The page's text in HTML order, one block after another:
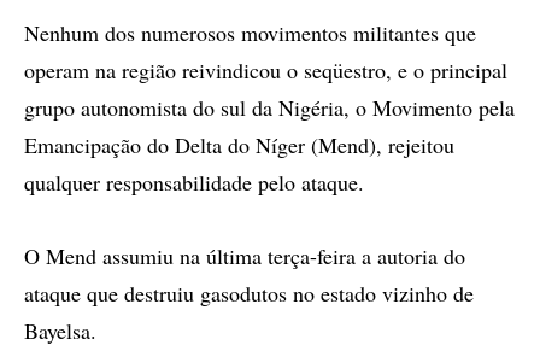
Nenhum dos numerosos movimentos militantes que
operam na região reivindicou o seqüestro, e o principal
grupo autonomista do sul da Nigéria, o Movimento pela
Emancipação do Delta do Níger (Mend), rejeitou
qualquer responsabilidade pelo ataque.
O Mend assumiu na última terça-feira a autoria do
ataque que destruiu gasodutos no estado vizinho de
Bayelsa.